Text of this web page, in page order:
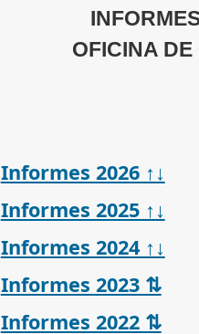
OFICINA
Informes 2026 ↑↓
Informes 2025 ↑↓
Informes 2024 ↑↓
Informes 2023 ⇅
Informes 2022 ⇅